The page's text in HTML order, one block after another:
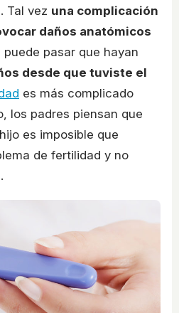
Tal vez una complicación
daños anatómicos
puede pasar que hayan
desde que tuviste el
es más complicado
los padres piensan que
es imposible que
de fertilidad y no